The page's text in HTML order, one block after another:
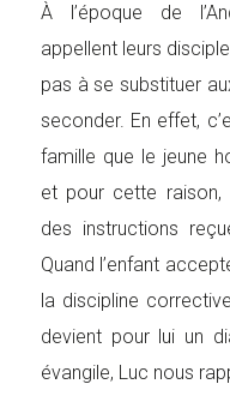
À l’époque de
appellent leurs
pas à se substituer
seconder. En effet,
famille que le jeune
et pour cette raison,
des instructions
Quand l’enfant
la discipline
devient pour lui un
évangile, Luc nous